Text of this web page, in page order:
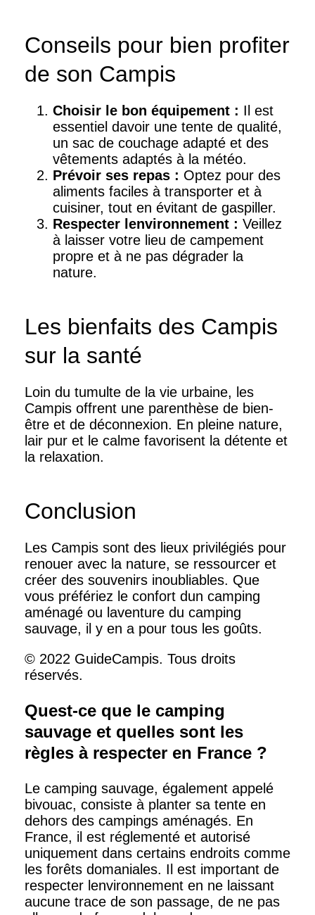
Conseils pour bien profiter
de son Campis
Choisir le bon équipement : Il est
essentiel davoir une tente de qualité,
un sac de couchage adapté et des
vêtements adaptés à la météo.
Prévoir ses repas : Optez pour des
aliments faciles à transporter et à
cuisiner, tout en évitant de gaspiller.
Respecter lenvironnement : Veillez
à laisser votre lieu de campement
propre et à ne pas dégrader la
nature.
Les bienfaits des Campis
sur la santé
Loin du tumulte de la vie urbaine, les
Campis offrent une parenthèse de bien-
être et de déconnexion. En pleine nature,
lair pur et le calme favorisent la détente et
la relaxation.
Conclusion
Les Campis sont des lieux privilégiés pour
renouer avec la nature, se ressourcer et
créer des souvenirs inoubliables. Que
vous préfériez le confort dun camping
aménagé ou laventure du camping
sauvage, il y en a pour tous les goûts.
© 2022 GuideCampis. Tous droits
réservés.
Quest-ce que le camping
sauvage et quelles sont les
règles à respecter en France ?
Le camping sauvage, également appelé
bivouac, consiste à planter sa tente en
dehors des campings aménagés. En
France, il est réglementé et autorisé
uniquement dans certains endroits comme
les forêts domaniales. Il est important de
respecter lenvironnement en ne laissant
aucune trace de son passage, de ne pas